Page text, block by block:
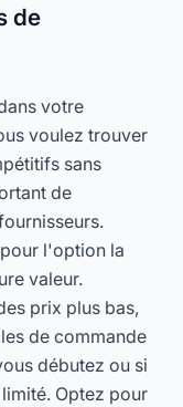
de
votre
voulez trouver
sans
de
l'option la
valeur.
prix plus bas,
de commande
débutez ou si
Optez pour